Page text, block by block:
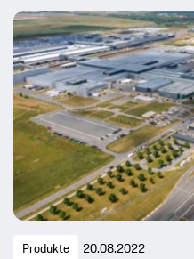
Produkte 20.08.2022